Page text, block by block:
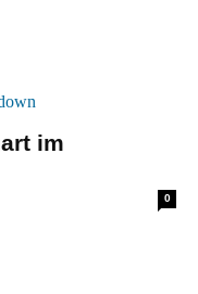
im
0